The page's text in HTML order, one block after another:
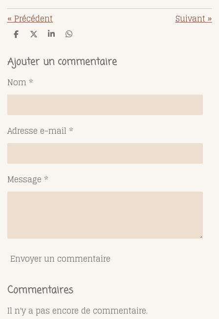
«Précédent Suivant»
P
t
a
e
r
P
t
a
r
P
t
a
r
P
t
a
r
Ajouter un commentaire
Nom *
Adresse e-mail *
Message *
Envoyer un commentaire
Commentaires
Il n'y a pas encore de commentaire.